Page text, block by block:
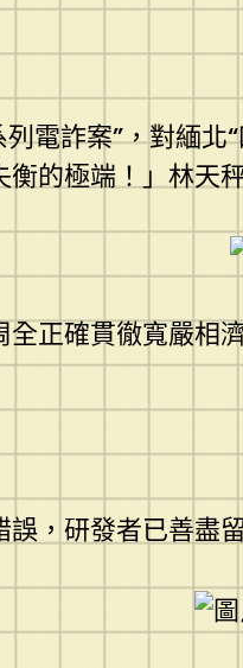
電詐案”，對緬
的極端！」林天
正確貫徹寬嚴相
，研發者已善盡